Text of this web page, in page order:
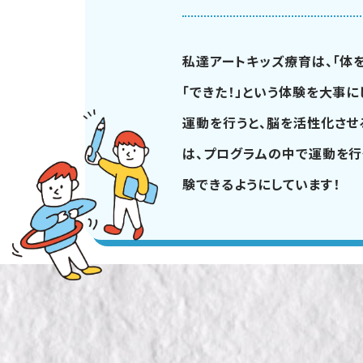
私達アートキッズ療育は、「体
「できた！」という体験を大事
運動を行うと、脳を活性化さ
は、プログラムの中で運動を行
験できるようにしています！